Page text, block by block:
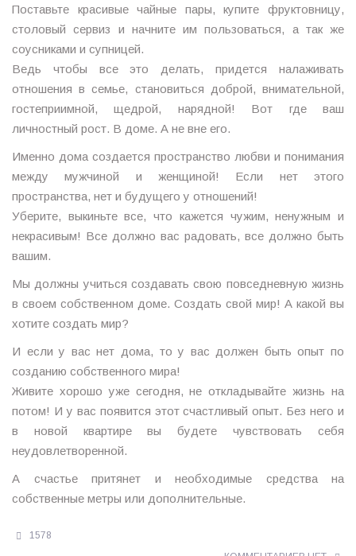
Поставьте красивые чайные пары, купите фруктовницу,
столовый сервиз и начните им пользоваться, а так же
соусниками и супницей.
Ведь чтобы все это делать, придется налаживать
отношения в семье, становиться доброй, внимательной,
гостеприимной, щедрой, нарядной! Вот где ваш
личностный рост. В доме. А не вне его.
Именно дома создается пространство любви и понимания
между мужчиной и женщиной! Если нет этого
пространства, нет и будущего у отношений!
Уберите, выкиньте все, что кажется чужим, ненужным и
некрасивым! Все должно вас радовать, все должно быть
вашим.
Мы должны учиться создавать свою повседневную жизнь
в своем собственном доме. Создать свой мир! А какой вы
хотите создать мир?
И если у вас нет дома, то у вас должен быть опыт по
созданию собственного мира!
Живите хорошо уже сегодня, не откладывайте жизнь на
потом! И у вас появится этот счастливый опыт. Без него и
в новой квартире вы будете чувствовать себя
неудовлетворенной.
А счастье притянет и необходимые средства на
собственные метры или дополнительные.
1578